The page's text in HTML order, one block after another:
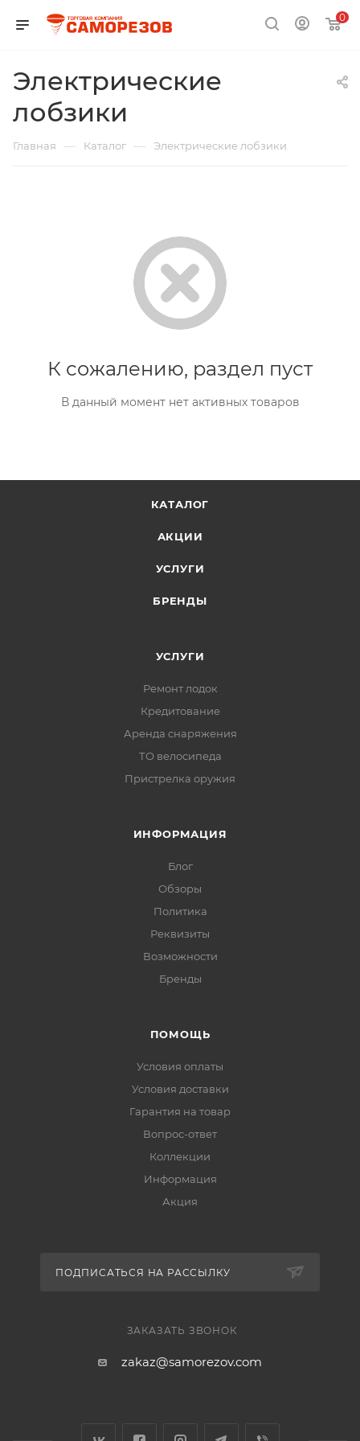
0
Электрические
лобзики
Главная — Каталог — Электрические лобзики
К сожалению, раздел пуст
В данный момент нет активных товаров
КАТАЛОГ
АКЦИИ
УСЛУГИ
БРЕНДЫ
УСЛУГИ
Ремонт лодок
Кредитование
Аренда снаряжения
ТО велосипеда
Пристрелка оружия
ИНФОРМАЦИЯ
Блог
Обзоры
Политика
Реквизиты
Возможности
Бренды
ПОМОЩЬ
Условия оплаты
Условия доставки
Гарантия на товар
Вопрос-ответ
Коллекции
Информация
Акция
ПОДПИСАТЬСЯ НА РАССЫЛКУ
ЗАКАЗАТЬ ЗВОНОК
zakaz@samorezov.com